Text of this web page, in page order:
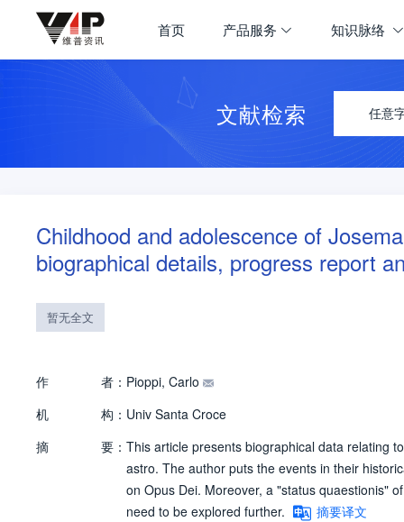
首页 产品服务 知识脉络
文献检索 任意
Childhood and adolescence of
biographical details, progress report
暂无全文
作 者： Pioppi, Carlo
机
构： Univ Santa Croce
摘
要： This article presents biographical data relating
astro. The author puts the events in their
on Opus Dei. Moreover, a "status quaestionis"
need to be explored further.
摘要译文